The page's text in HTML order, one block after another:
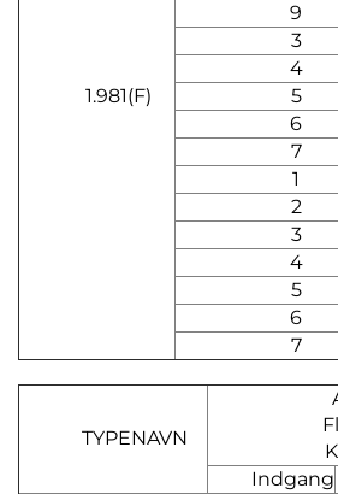
1.981(F)
9
3
4
5
6
7
1
2
3
4
5
6
7
TYPENAVN
Indgang